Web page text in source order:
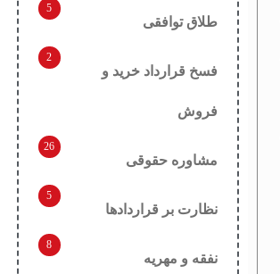
طلاق توافقی
5
فسخ قرارداد خرید و
فروش
2
مشاوره حقوقی
26
نظارت بر قراردادها
5
نفقه و مهریه
8